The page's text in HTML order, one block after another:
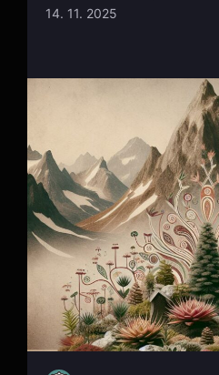
14. 11. 2025